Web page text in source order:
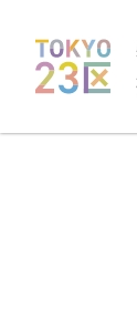
特別区人事委